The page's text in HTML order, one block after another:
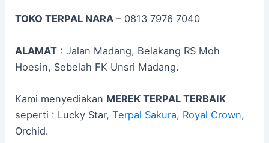
TOKO TERPAL NARA – 0813 7976 7040
ALAMAT : Jalan Madang, Belakang RS Moh
Hoesin, Sebelah FK Unsri Madang.
Kami menyediakan MEREK TERPAL TERBAIK
seperti : Lucky Star,Terpal Sakura, Royal Crown,
Orchid.